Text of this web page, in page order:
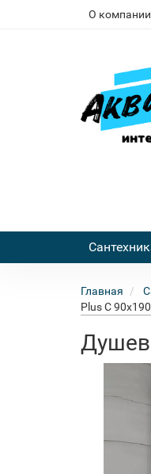
О компании
Главная
Plus C